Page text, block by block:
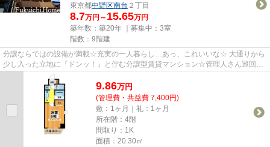
東京都中野区南台 ２丁目
8.7万円～ 15.65万円
築年数：築20年 ｜募集中： 3室
階数：9階建
分譲ならではの設備が満載☆充実の一人暮らし…あっ、これいいな☆ 大通りから
少し入った立地に『ドンッ！』と佇む分譲型賃貸マンション☆管理人さん巡回の
建物はオートロックまで完備でさ...
9.86万円
(管理費・共益費 7,400円)
敷：1ヶ月｜礼：1ヶ月
所在階：4階
間取り：1K
面積：20.30㎡